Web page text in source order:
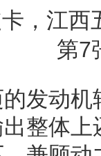
发动
整体